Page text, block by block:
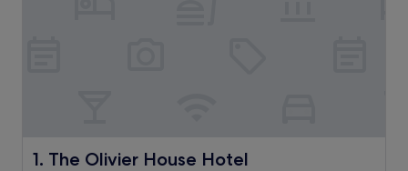
1. The Olivier House Hotel
The Olivier House Hotel